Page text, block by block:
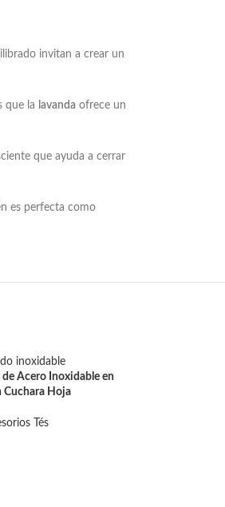
invitan a crear un
que la lavanda ofrece un
que ayuda a cerrar
es perfecta como
de Acero Inoxidable en
Cuchara Hoja
Tés